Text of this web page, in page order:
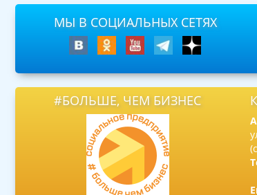
МЫ В СОЦИАЛЬНЫХ СЕТЯХ
#БОЛЬШЕ, ЧЕМ БИЗНЕС